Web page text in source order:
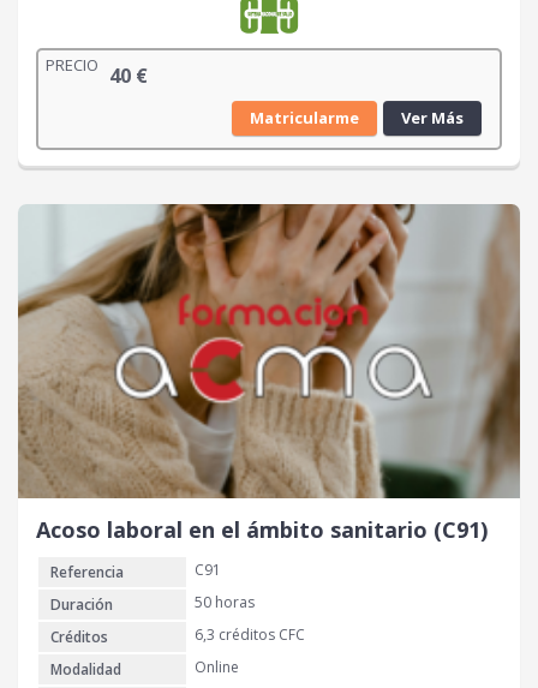
PRECIO 40 €
Matricularme Ver Más
Acoso laboral en el ámbito sanitario (C91)
Referencia
C91
Duración
50 horas
Créditos
6,3 créditos CFC
Modalidad
Online